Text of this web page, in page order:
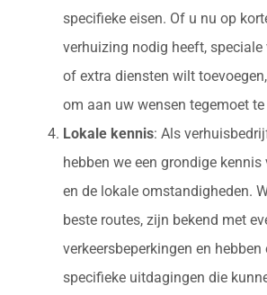
specifieke eisen. Of u nu op
verhuizing nodig heeft, speciale
of extra diensten wilt
om aan uw wensen tegemoet
Lokale kennis: Als
hebben we een grondige kennis
en de lokale omstandigheden.
beste routes, zijn bekend met
verkeersbeperkingen en
specifieke uitdagingen die